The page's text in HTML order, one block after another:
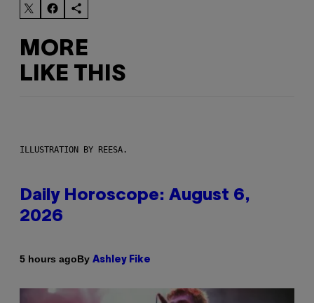
MORE
LIKE THIS
ILLUSTRATION BY REESA.
Daily Horoscope: August 6,
2026
5 hours agoBy Ashley Fike